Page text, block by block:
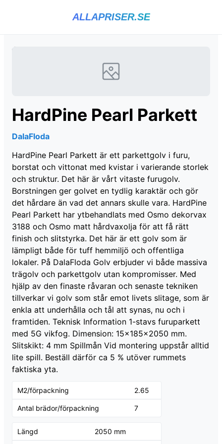
ALLAPRISER.SE
HardPine Pearl Parkett
DalaFloda
HardPine Pearl Parkett är ett parkettgolv i furu,
borstat och vittonat med kvistar i varierande storlek
och struktur. Det här är vårt vitaste furugolv.
Borstningen ger golvet en tydlig karaktär och gör
det hårdare än vad det annars skulle vara. HardPine
Pearl Parkett har ytbehandlats med Osmo dekorvax
3188 och Osmo matt hårdvaxolja för att få rätt
finish och slitstyrka. Det här är ett golv som är
lämpligt både för tuff hemmiljö och offentliga
lokaler. På DalaFloda Golv erbjuder vi både massiva
trägolv och parkettgolv utan kompromisser. Med
hjälp av den finaste råvaran och senaste tekniken
tillverkar vi golv som står emot livets slitage, som är
enkla att underhålla och tål att synas, nu och i
framtiden. Teknisk Information 1-stavs furuparkett
med 5G vikfog. Dimension: 15x185x2050 mm.
Slitskikt: 4 mm Spillmån Vid montering uppstår alltid
lite spill. Beställ därför ca 5 % utöver rummets
faktiska yta.
M2/förpackning 2.65
Antal brädor/förpackning 7
Längd 2050 mm